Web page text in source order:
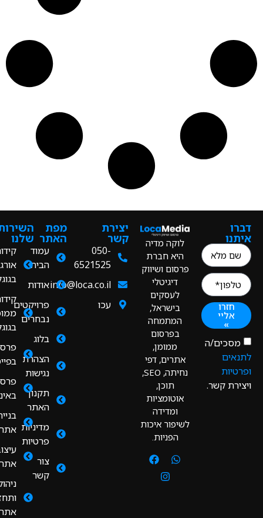
לוקה מדיה
היא חברת
פרסום ושיווק
דיגיטלי
לעסקים
בישראל,
המתמחה
בפרסום
ממומן,
אתרים, דפי
נחיתה, SEO,
אוטומציות
לשיפור איכות
יצירת
קשר
050-
6521525
info@loca.co.il
עכו
עמוד
הבית
אודות
פרויקטים
נבחרים
בלוג
הצהרת
נגישות
תקנון
האתר
מדיניות
פרטיות
קשר
השירותים
שלנו
קידום
אורגני
ממומן
פרסום
בפייסבוק
פרסום
באינסטגרם
בניית
אתרים
עיצוב
אתרים
ותחזוקת
ה
קשר.
חזרו
אליי